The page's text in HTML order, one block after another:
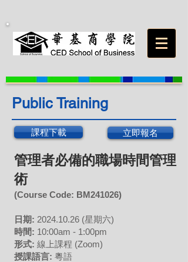
Public Training
課程下載 立即報名
管理者必備的職場時間管理
術
(Course Code: BM241026)
日期: 2024.10.26 (星期六)
時間: 10:00am - 1:00pm
形式: 線上課程 (Zoom)
授課語言: 粵語